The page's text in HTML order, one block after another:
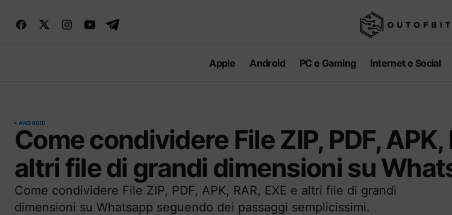
Apple Android PC e Gaming Internet e Social
ANDROID
Come condividere File ZIP, PDF, APK,
altri file di grandi dimensioni su
Come condividere File ZIP, PDF, APK, RAR, EXE e altri file di grandi
dimensioni su Whatsapp seguendo dei passaggi semplicissimi.